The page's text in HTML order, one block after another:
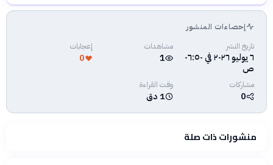
فلسفتنا المعرفية·سياسة الذكاء الاصطناعيإحصاءات المنشور
تاريخ النشر
٦ يوليو ٢٠٢٦ في ٠٦:٥٠
ص
مشاهدات
1
إعجابات
0
مشاركات
0
وقت القراءة
1 دق
منشورات ذات صلة